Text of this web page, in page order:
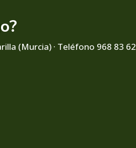
(Murcia) · Teléfono 968 83 62